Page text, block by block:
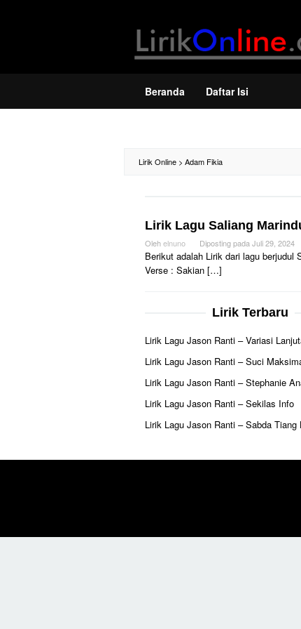
Beranda Daftar Isi
Lirik Online > Adam Fikia
Lirik Lagu Saliang
Olehelnuno Diposting pada Juli 29, 2024
Berikut adalah Lirik dari lagu berjudul
Verse : Sakian […]
Lirik Terbaru
Lirik Lagu Jason Ranti – Variasi
Lirik Lagu Jason Ranti – Suci
Lirik Lagu Jason Ranti – Stephanie
Lirik Lagu Jason Ranti – Sekilas Info
Lirik Lagu Jason Ranti – Sabda Tiang